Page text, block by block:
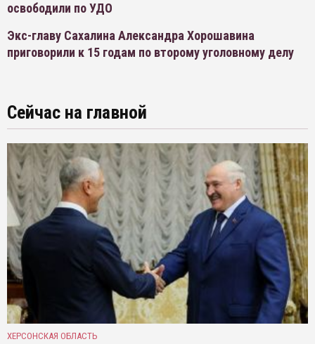
освободили по УДО
Экс-главу Сахалина Александра Хорошавина
приговорили к 15 годам по второму уголовному делу
Сейчас на главной
ХЕРСОНСКАЯ ОБЛАСТЬ